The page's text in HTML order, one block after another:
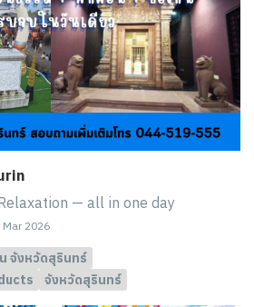
— all in one day
Mar 2026
จังหวัดสุรินทร์
จังหวัดสุรินทร์